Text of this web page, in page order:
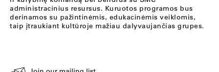
administracinius resursus. Kuruotos programos bus
derinamos su pažintinėmis, edukacinėmis veiklomis,
taip įtraukiant kultūroje mažiau dalyvaujančias grupes.